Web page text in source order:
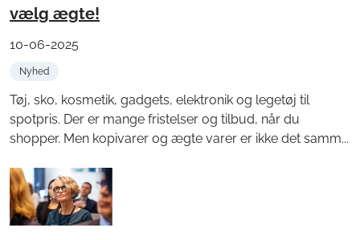
vælg ægte!
10-06-2025
Nyhed
Tøj, sko, kosmetik, gadgets, elektronik og legetøj til
spotpris. Der er mange fristelser og tilbud, når du
shopper. Men kopivarer og ægte varer er ikke det samm...